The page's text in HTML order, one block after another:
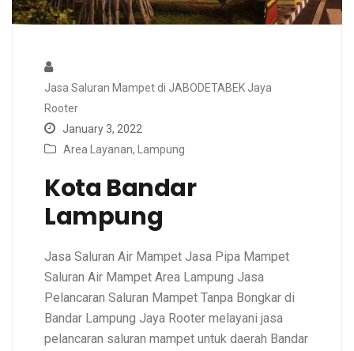
Jasa Saluran Mampet di JABODETABEK Jaya
Rooter
January 3, 2022
Area Layanan, Lampung
Kota Bandar
Lampung
Jasa Saluran Air Mampet Jasa Pipa Mampet
Saluran Air Mampet Area Lampung Jasa
Pelancaran Saluran Mampet Tanpa Bongkar di
Bandar Lampung Jaya Rooter melayani jasa
pelancaran saluran mampet untuk daerah Bandar